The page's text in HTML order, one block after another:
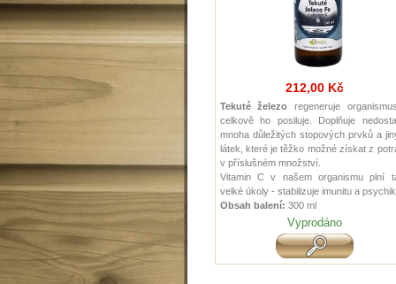
212,00 Kč
Tekuté železo regeneruje
celkově ho posiluje. Doplňuje
mnoha důležitých stopových prvků a
látek, které je těžko možné získat z
v příslušném množství.
Vitamin C v našem organismu plní
velké úkoly - stabilizuje imunitu a
Obsah balení: 300 ml
Vyprodáno